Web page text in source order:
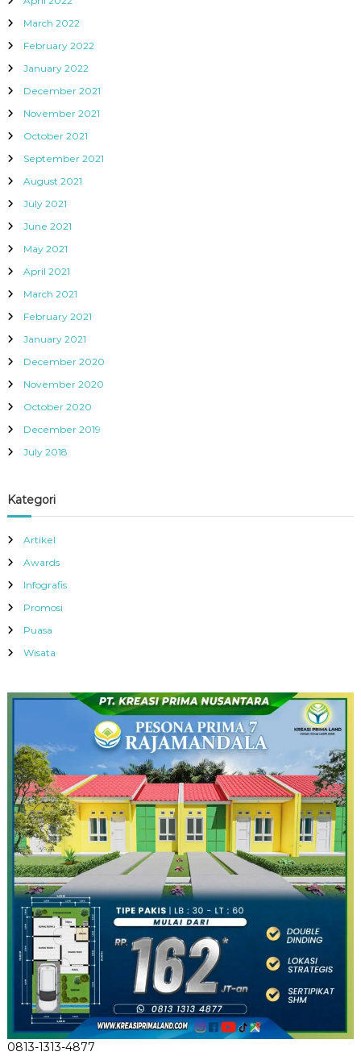
March 2022
February 2022
January 2022
December 2021
November 2021
October 2021
September 2021
August 2021
July 2021
June 2021
May 2021
April 2021
March 2021
February 2021
January 2021
December 2020
November 2020
October 2020
December 2019
July 2018
Kategori
Artikel
Awards
Infografis
Promosi
Puasa
Wisata
0813-1313-4877